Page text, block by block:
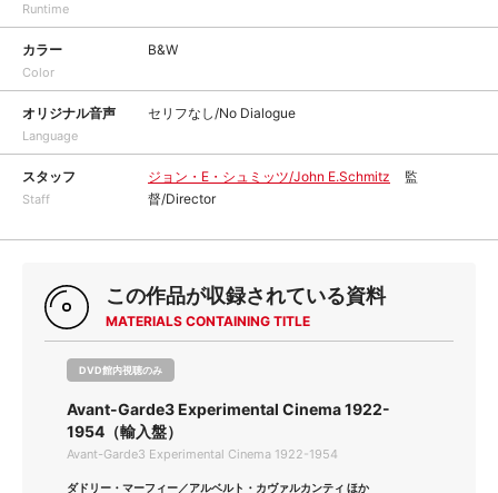
Runtime
カラー
Color
B&W
オリジナル音声
Language
セリフなし/No Dialogue
スタッフ
Staff
ジョン・E・シュミッツ/John E.Schmitz
監
督/Director
この作品が収録されている資料
MATERIALS CONTAINING TITLE
DVD館内視聴のみ
Avant-Garde3 Experimental Cinema 1922-
1954（輸入盤）
Avant-Garde3 Experimental Cinema 1922-1954
ダドリー・マーフィー／アルベルト・カヴァルカンティ ほか